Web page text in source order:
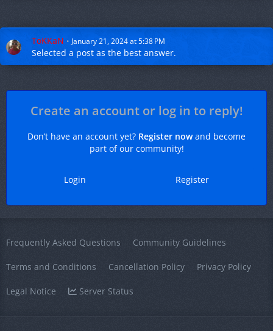
ToKKaN January 21, 2024 at 5:38 PM
Selected a post as the best answer.
Create an account or log in to reply!
Don’t have an account yet? Register nowand become
part of our community!
Register
Login
Frequently Asked Questions Community Guidelines
Terms and Conditions Cancellation Policy Privacy Policy
Legal Notice Server Status